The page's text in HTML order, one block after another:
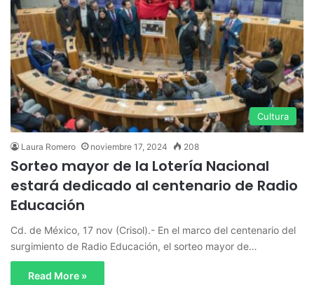
Cultura
Laura Romero noviembre 17, 2024 208
Sorteo mayor de la Lotería Nacional
estará dedicado al centenario de Radio
Educación
Cd. de México, 17 nov (Crisol).- En el marco del centenario del
surgimiento de Radio Educación, el sorteo mayor de…
Read More »